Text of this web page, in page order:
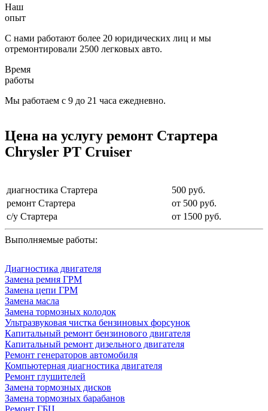
Наш
опыт
С нами работают более 20 юридических лиц и мы
отремонтировали 2500 легковых авто.
Время
работы
Мы работаем с 9 до 21 часа ежедневно.
Цена на услугу ремонт Стартера
Chrysler PT Cruiser
диагностика Стартера
500 руб.
ремонт Стартера
от 500 руб.
с/у Стартера
от 1500 руб.
Выполняемые работы:
Диагностика двигателя
Замена ремня ГРМ
Замена цепи ГРМ
Замена масла
Замена тормозных колодок
Ультразвуковая чистка бензиновых форсунок
Капитальный ремонт бензинового двигателя
Капитальный ремонт дизельного двигателя
Ремонт генераторов автомобиля
Компьютерная диагностика двигателя
Ремонт глушителей
Замена тормозных дисков
Замена тормозных барабанов
Ремонт ГБЦ